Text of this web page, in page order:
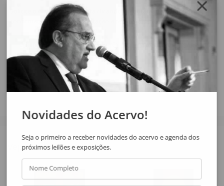
Solicite o orçamento da obra clicando no botão abaixo, após
confirmar o pedido de solicitação a resposta será enviada por email.
SOLICITAR ORÇAMENTO SOLICITAR VIA WHATSAPP
Veja também
Novidades do Acervo!
Seja o primeiro a receber novidades do acervo e agenda dos
próximos leilões e exposições.
Nome Completo